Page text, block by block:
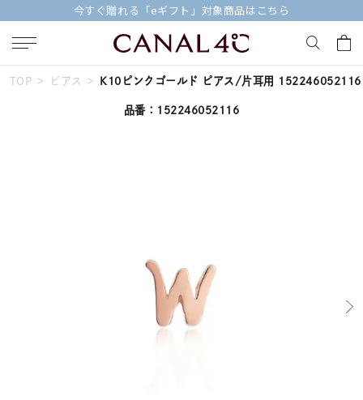
今すぐ贈れる「eギフト」対象商品はこちら
キーワードで検索する
TOP ピアス K10ピンクゴールド ピアス/片耳用 152246052116
品番：152246052116